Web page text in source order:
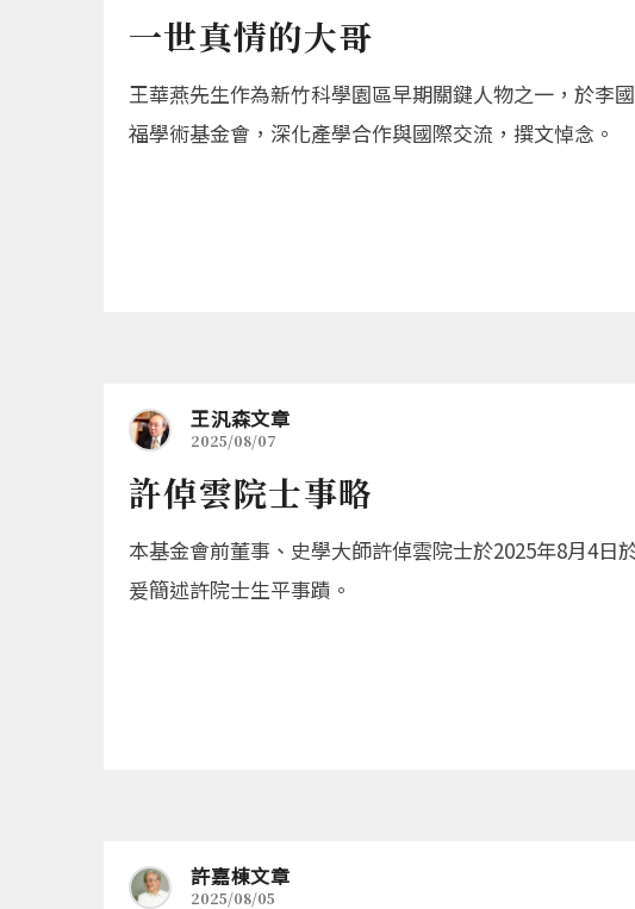
一世真情的大哥
王華燕先生作為新竹科學園區早期關鍵人物之一，於李
福學術基金會，深化產學合作與國際交流，撰文悼念。
王汎森文章
2025/08/07
許倬雲院士事略
本基金會前董事、史學大師許倬雲院士於2025年8月4
爰簡述許院士生平事蹟。
許嘉棟文章
2025/08/05